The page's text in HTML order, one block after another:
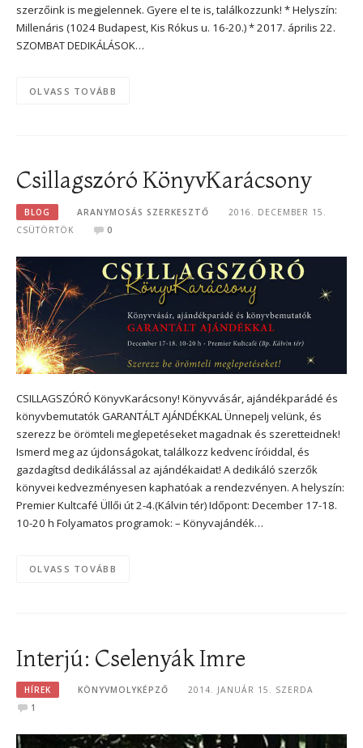
szerzőink is megjelennek. Gyere el te is, találkozzunk! * Helyszín:
Millenáris (1024 Budapest, Kis Rókus u. 16-20.) * 2017. április 22.
SZOMBAT DEDIKÁLÁSOK…
OLVASS TOVÁBB
Csillagszóró KönyvKarácsony
BLOG ARANYMOSÁS SZERKESZTŐ
2016. DECEMBER 15.
CSÜTÖRTÖK
0
CSILLAGSZÓRÓ KönyvKarácsony! Könyvvásár, ajándékparádé és
könyvbemutatók GARANTÁLT AJÁNDÉKKAL Ünnepelj velünk, és
szerezz be örömteli meglepetéseket magadnak és szeretteidnek!
Ismerd meg az újdonságokat, találkozz kedvenc íróiddal, és
gazdagítsd dedikálással az ajándékaidat! A dedikáló szerzők
könyvei kedvezményesen kaphatóak a rendezvényen. A helyszín:
Premier Kultcafé Üllői út 2-4.(Kálvin tér) Időpont: December 17-18.
10-20 h Folyamatos programok: – Könyvajándék…
OLVASS TOVÁBB
Interjú: Cselenyák Imre
HÍREK KÖNYVMOLYKÉPZŐ
2014. JANUÁR 15. SZERDA
1